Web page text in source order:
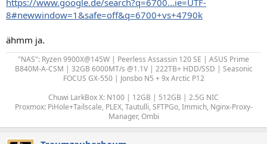
https://www.google.de/search?q=6700...ie=UTF-
8#newwindow=1&safe=off&q=6700+vs+4790k
ähmm ja.
"NAS": Ryzen 9900X@145W | Peerless Assassin 120 SE | ASUS Prime
B840M-A-CSM | 32GB 6000MT/s @1.1V | 222TB+ HDD/SSD | Seasonic
FOCUS GX-550 | Jonsbo N5 + 9x Arctic P12
Chuwi LarkBox X: N100 | 12GB | 512GB | 2.5G NIC
Proxmox: PiHole+Tailscale, PLEX, Tautulli, SFTPGo, Immich, Nginx-Proxy-
Manager, Ombi